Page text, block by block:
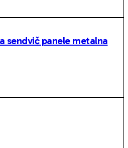
sendvič panele metalna